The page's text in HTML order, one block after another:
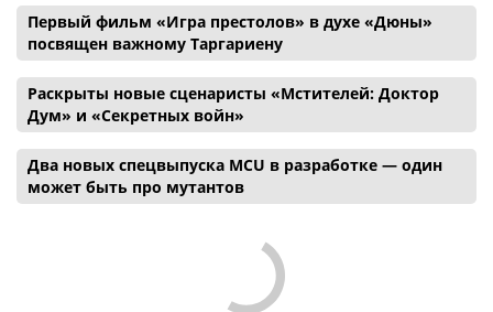
Первый фильм «Игра престолов» в духе «Дюны»
посвящен важному Таргариену
Раскрыты новые сценаристы «Мстителей: Доктор
Дум» и «Секретных войн»
Два новых спецвыпуска MCU в разработке — один
может быть про мутантов